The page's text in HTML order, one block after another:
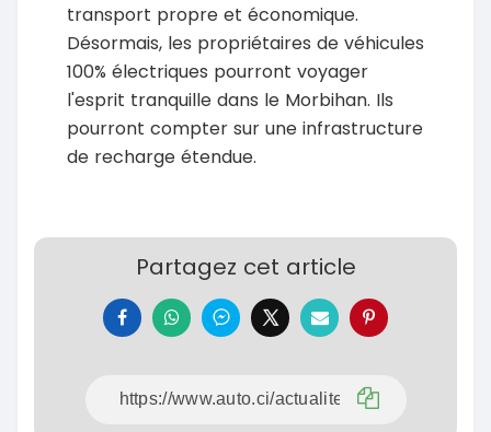
transport propre et économique.
Désormais, les propriétaires de véhicules
100% électriques pourront voyager
l'esprit tranquille dans le Morbihan. Ils
pourront compter sur une infrastructure
de recharge étendue.
Partagez cet article